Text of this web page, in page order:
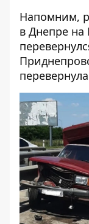
Напомним,
в Днепре на